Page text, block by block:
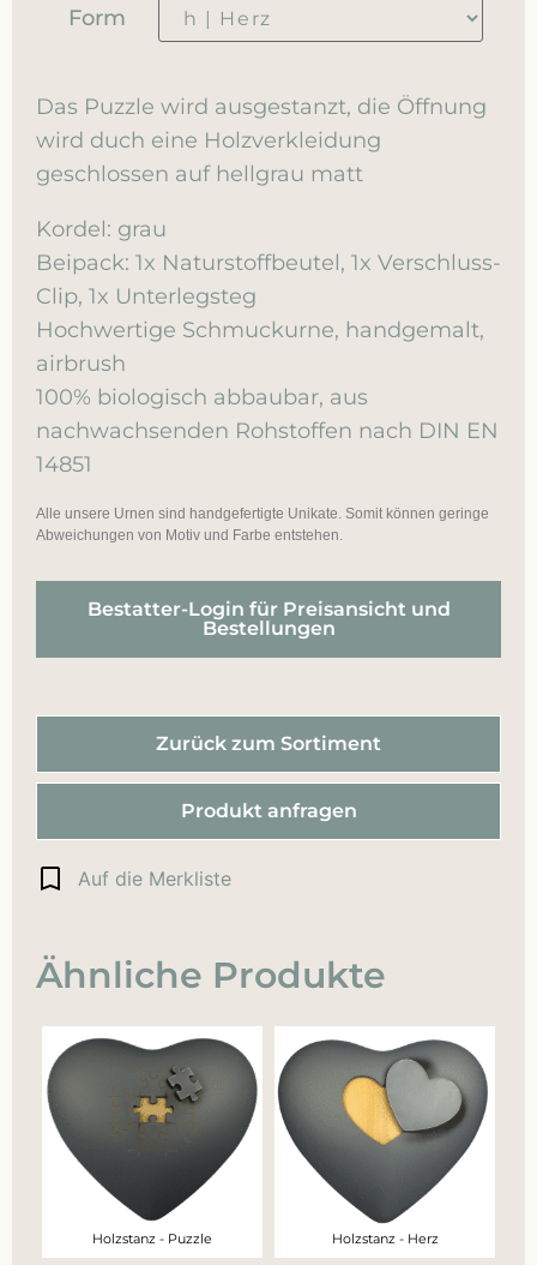
Form
Das Puzzle wird ausgestanzt, die Öffnung
wird duch eine Holzverkleidung
geschlossen auf hellgrau matt
Kordel: grau
Beipack: 1x Naturstoffbeutel, 1x Verschluss-
Clip, 1x Unterlegsteg
Hochwertige Schmuckurne, handgemalt,
airbrush
100% biologisch abbaubar, aus
nachwachsenden Rohstoffen nach DIN EN
14851
Alle unsere Urnen sind handgefertigte Unikate. Somit können geringe
Abweichungen von Motiv und Farbe entstehen.
Bestatter-Login für Preisansicht und
Bestellungen
Zurück zum Sortiment
Produkt anfragen
Auf die Merkliste
Ähnliche Produkte
Holzstanz - Puzzle Holzstanz - Herz